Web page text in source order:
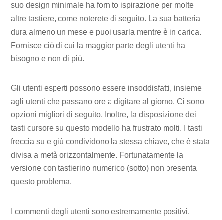
suo design minimale ha fornito ispirazione per molte
altre tastiere, come noterete di seguito. La sua batteria
dura almeno un mese e puoi usarla mentre è in carica.
Fornisce ciò di cui la maggior parte degli utenti ha
bisogno e non di più.
Gli utenti esperti possono essere insoddisfatti, insieme
agli utenti che passano ore a digitare al giorno. Ci sono
opzioni migliori di seguito. Inoltre, la disposizione dei
tasti cursore su questo modello ha frustrato molti. I tasti
freccia su e giù condividono la stessa chiave, che è stata
divisa a metà orizzontalmente. Fortunatamente la
versione con tastierino numerico (sotto) non presenta
questo problema.
I commenti degli utenti sono estremamente positivi.